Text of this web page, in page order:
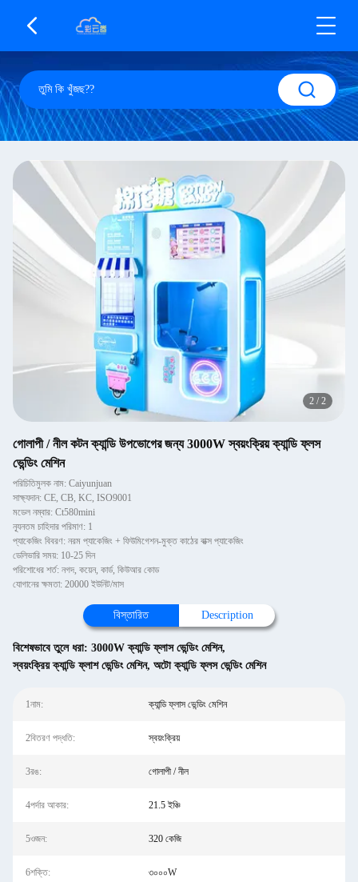
2 /2
গোলাপী / নীল কটন ক্যান্ডি উপভোগের জন্য 3000W স্বয়ংক্রিয় ক্যান্ডি ফ্লস
ভেন্ডিং মেশিন
পরিচিতিমুলক নাম: Caiyunjuan
সাক্ষ্যদান: CE, CB, KC, ISO9001
মডেল নম্বার: Ct580mini
ন্যূনতম চাহিদার পরিমাণ: 1
প্যাকেজিং বিবরণ: নরম প্যাকেজিং + ফিউমিগেশন-মুক্ত কাঠের বাক্স প্যাকেজিং
ডেলিভারি সময়: 10-25 দিন
পরিশোধের শর্ত: নগদ, কয়েন, কার্ড, কিউআর কোড
যোগানের ক্ষমতা: 20000 ইউনিট/মাস
বিস্তারিত Description
বিশেষভাবে তুলে ধরা: 3000W ক্যান্ডি ফ্লাস ভেন্ডিং মেশিন,
স্বয়ংক্রিয় ক্যান্ডি ফ্লাশ ভেন্ডিং মেশিন, অটো ক্যান্ডি ফ্লস ভেন্ডিং মেশিন
1নাম: ক্যান্ডি ফ্লাস ভেন্ডিং মেশিন
2বিতরণ পদ্ধতি: স্বয়ংক্রিয়
3রঙ: গোলাপী / নীল
4পর্দার আকার: 21.5 ইঞ্চি
5ওজন: 320 কেজি
6শক্তি: ৩০০০W